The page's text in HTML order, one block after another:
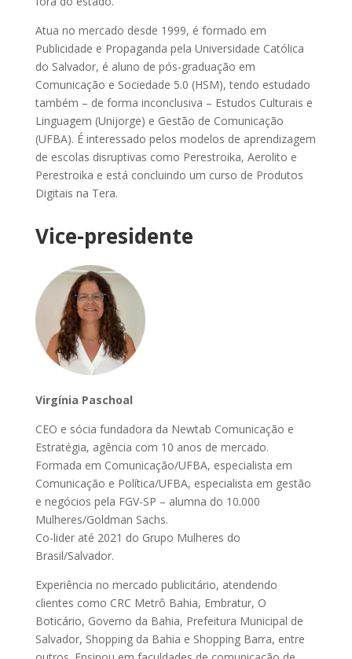
Atua no mercado desde 1999, é formado em
Publicidade e Propaganda pela Universidade Católica
do Salvador, é aluno de pós-graduação em
Comunicação e Sociedade 5.0 (HSM), tendo estudado
também – de forma inconclusiva – Estudos Culturais e
Linguagem (Unijorge) e Gestão de Comunicação
(UFBA). É interessado pelos modelos de aprendizagem
de escolas disruptivas como Perestroika, Aerolito e
Perestroika e está concluindo um curso de Produtos
Digitais na Tera.
Vice-presidente
Virgínia Paschoal
CEO e sócia fundadora da Newtab Comunicação e
Estratégia, agência com 10 anos de mercado.
Formada em Comunicação/UFBA, especialista em
Comunicação e Política/UFBA, especialista em gestão
e negócios pela FGV-SP – alumna do 10.000
Mulheres/Goldman Sachs.
Co-lider até 2021 do Grupo Mulheres do
Brasil/Salvador.
Experiência no mercado publicitário, atendendo
clientes como CRC Metrô Bahia, Embratur, O
Boticário, Governo da Bahia, Prefeitura Municipal de
Salvador, Shopping da Bahia e Shopping Barra, entre